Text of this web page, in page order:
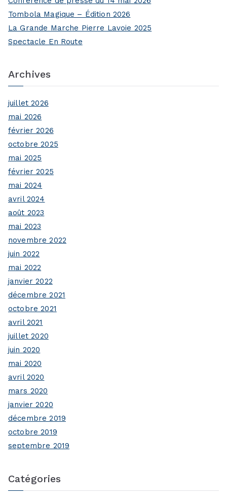
Tombola Magique – Édition 2026
La Grande Marche Pierre Lavoie 2025
Spectacle En Route
Archives
juillet 2026
mai 2026
février 2026
octobre 2025
mai 2025
février 2025
mai 2024
avril 2024
août 2023
mai 2023
novembre 2022
juin 2022
mai 2022
janvier 2022
décembre 2021
octobre 2021
avril 2021
juillet 2020
juin 2020
mai 2020
avril 2020
mars 2020
janvier 2020
décembre 2019
octobre 2019
septembre 2019
Catégories